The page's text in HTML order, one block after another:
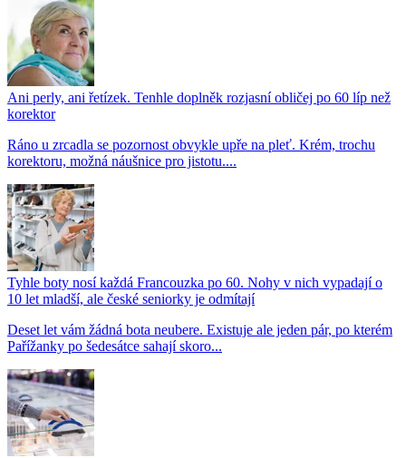
Ani perly, ani řetízek. Tenhle doplněk rozjasní obličej po 60 líp než
korektor
Ráno u zrcadla se pozornost obvykle upře na pleť. Krém, trochu
korektoru, možná náušnice pro jistotu....
Tyhle boty nosí každá Francouzka po 60. Nohy v nich vypadají o
10 let mladší, ale české seniorky je odmítají
Deset let vám žádná bota neubere. Existuje ale jeden pár, po kterém
Pařížanky po šedesátce sahají skoro...